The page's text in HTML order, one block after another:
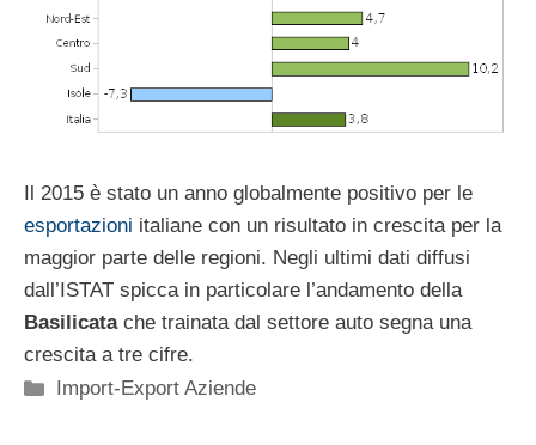
Il 2015 è stato un anno globalmente positivo per le
esportazioni italiane con un risultato in crescita per la
maggior parte delle regioni. Negli ultimi dati diffusi
dall’ISTAT spicca in particolare l’andamento della
Basilicatache trainata dal settore auto segna una
crescita a tre cifre.
Categorie
Import-Export Aziende